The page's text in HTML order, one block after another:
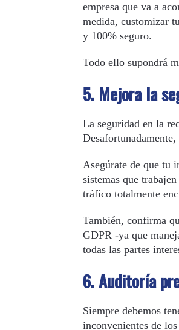
empresa que va a
medida, customizar
y 100% seguro.
Todo ello supondrá
5. Mejora la
La seguridad en la
Asegúrate de que tu
sistemas que
tráfico totalmente
También, confirma
GDPR -ya que
todas las partes
6. Auditoría
Siempre debemos
inconvenientes de